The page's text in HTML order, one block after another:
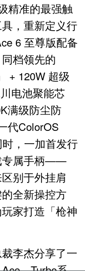
精准的最强触
，重新定义行
6 至尊版配备
档领先的
+ 120W 超级
电池聚能芯
满级防尘防
代ColorOS
，一加首发行
专属手柄——
别于外挂肩
全新操控方
家打造「枪神
李杰分享了一